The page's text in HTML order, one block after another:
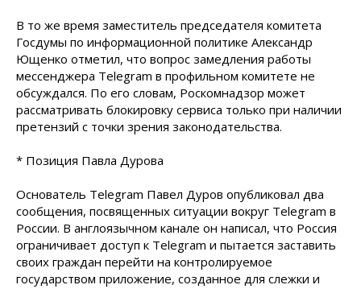
В то же время заместитель председателя комитета
Госдумы по информационной политике Александр
Ющенко отметил, что вопрос замедления работы
мессенджера Telegram в профильном комитете не
обсуждался. По его словам, Роскомнадзор может
рассматривать блокировку сервиса только при наличии
претензий с точки зрения законодательства.
* Позиция Павла Дурова
Основатель Telegram Павел Дуров опубликовал два
сообщения, посвященных ситуации вокруг Telegram в
России. В англоязычном канале он написал, что Россия
ограничивает доступ к Telegram и пытается заставить
своих граждан перейти на контролируемое
государством приложение, созданное для слежки и